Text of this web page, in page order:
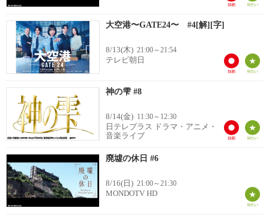
大空港〜GATE24〜 #4[解][字]
8/13(木) 21:00～21:54
テレビ朝日
神の雫 #8
8/14(金) 11:30～12:30
日テレプラス ドラマ・アニメ・
音楽ライブ
廃墟の休日 #6
8/16(日) 21:00～21:30
MONDOTV HD